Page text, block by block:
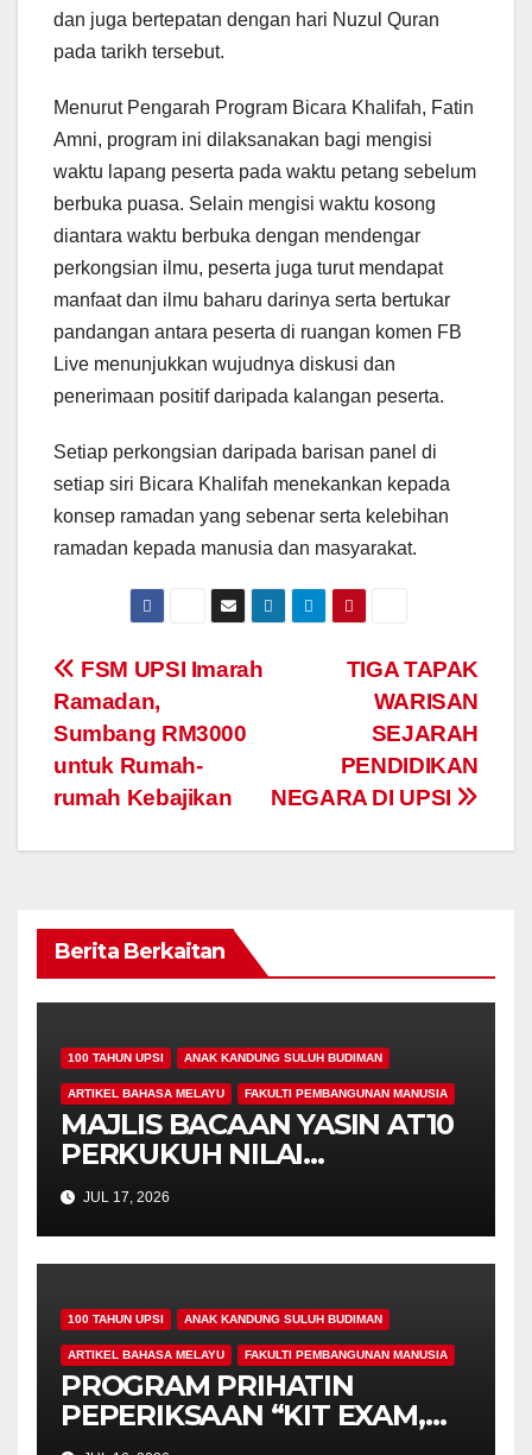
dan juga bertepatan dengan hari Nuzul Quran
pada tarikh tersebut.
Menurut Pengarah Program Bicara Khalifah, Fatin
Amni, program ini dilaksanakan bagi mengisi
waktu lapang peserta pada waktu petang sebelum
berbuka puasa. Selain mengisi waktu kosong
diantara waktu berbuka dengan mendengar
perkongsian ilmu, peserta juga turut mendapat
manfaat dan ilmu baharu darinya serta bertukar
pandangan antara peserta di ruangan komen FB
Live menunjukkan wujudnya diskusi dan
penerimaan positif daripada kalangan peserta.
Setiap perkongsian daripada barisan panel di
setiap siri Bicara Khalifah menekankan kepada
konsep ramadan yang sebenar serta kelebihan
ramadan kepada manusia dan masyarakat.
Navigasi
kiriman
TIGA TAPAK
WARISAN
SEJARAH
PENDIDIKAN
NEGARA DI UPSI
FSM UPSI Imarah
Ramadan,
Sumbang RM3000
untuk Rumah-
rumah Kebajikan
Berita Berkaitan
100 TAHUN UPSI ANAK KANDUNG SULUH BUDIMAN
ARTIKEL BAHASA MELAYU FAKULTI PEMBANGUNAN MANUSIA
MAJLIS BACAAN YASIN AT10
PERKUKUH NILAI
KEROHANIAN,
KEPRIHATINAN DAN
UKHUWAH MAHASISWA
PROGRAM PENDIDIKAN
KHAS
JUL 17, 2026
100 TAHUN UPSI ANAK KANDUNG SULUH BUDIMAN
ARTIKEL BAHASA MELAYU FAKULTI PEMBANGUNAN MANUSIA
PROGRAM PRIHATIN
PEPERIKSAAN “KIT EXAM,
MISI 4.00” SUNTIK